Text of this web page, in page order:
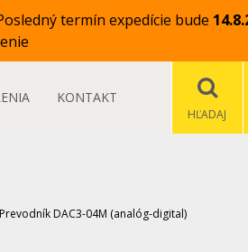
termín expedície bude
KONTAKT
HĽADAJ
Prevodník DAC3-04M (analóg-digital)